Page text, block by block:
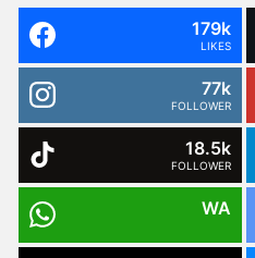
179k
LIKES
77k
FOLLOWER
18.5k
FOLLOWER
WA